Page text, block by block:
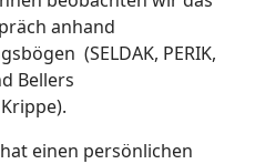
anhand
(SELDAK, PERIK,
Bellers
hat einen persönlichen